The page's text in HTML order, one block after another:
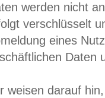
werden nicht
verschlüsselt
eines
Daten
weisen darauf